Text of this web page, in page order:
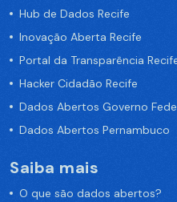
Hub de Dados Recife
Inovação Aberta Recife
Portal da Transparência
Hacker Cidadão Recife
Dados Abertos Governo
Dados Abertos Pernambuco
Saiba mais
O que são dados abertos?